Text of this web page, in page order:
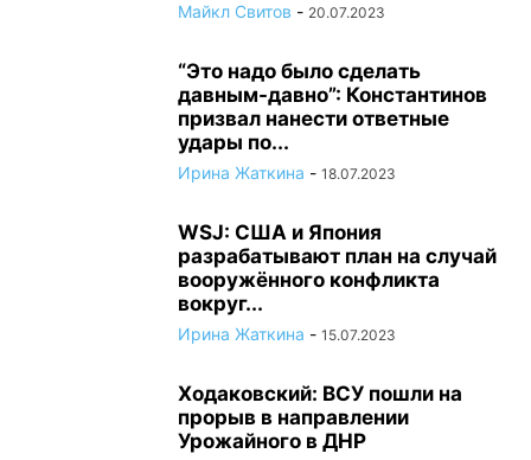
Майкл Свитов - 20.07.2023
“Это надо было сделать
давным-давно”: Константинов
призвал нанести ответные
удары по...
Ирина Жаткина - 18.07.2023
WSJ: США и Япония
разрабатывают план на случай
вооружённого конфликта
вокруг...
Ирина Жаткина - 15.07.2023
Ходаковский: ВСУ пошли на
прорыв в направлении
Урожайного в ДНР